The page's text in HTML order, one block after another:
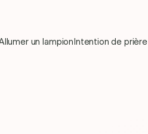
un lampion Intention de prière